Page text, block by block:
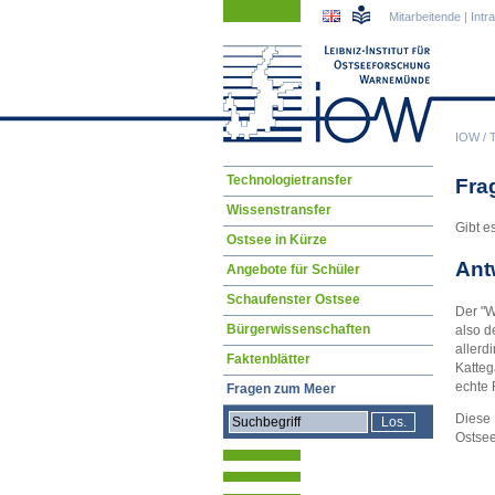
IOW/
Mitarbeitende |
Gibt
Der
also
echte
Diese
Navigation
überspringen
Technologietransfer
Wissenstransfer
Ostsee in Kürze
Angebote für Schüler
Schaufenster Ostsee
Bürgerwissenschaften
Faktenblätter
Fragen zum Meer